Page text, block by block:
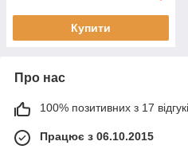
Купити
Про нас
100% позитивних з 17
Працює з 06.10.2015